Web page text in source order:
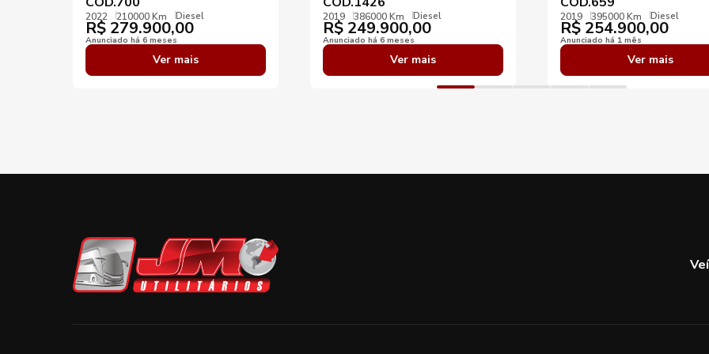
2022 210000 Km Diesel
R$ 279.900,00
Anunciado há 6 meses
Ver mais
2019 386000 Km Diesel
R$ 249.900,00
Anunciado há 6 meses
Ver mais
2019 395000 Km Diesel
R$ 254.900,00
Anunciado há 1 mês
Ver mais